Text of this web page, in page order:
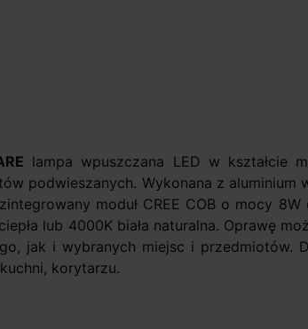
lampa wpuszczana LED w kształcie
podwieszanych. Wykonana z aluminium
moduł CREE COB o mocy 8W
lub 4000K biała naturalna. Oprawę
jak i wybranych miejsc i przedmiotów.
korytarzu.